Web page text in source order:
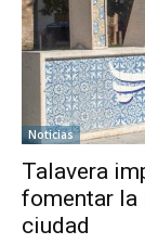
Noticias
Talavera
fomentar la
ciudad